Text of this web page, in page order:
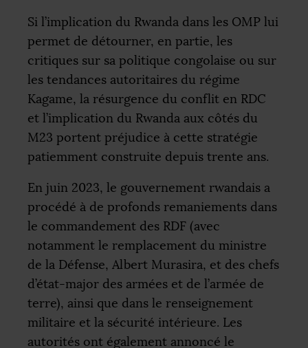
Si l’implication du Rwanda dans les OMP lui
permet de détourner, en partie, les
critiques sur sa politique congolaise ou sur
les tendances autoritaires du régime
Kagame, la résurgence du conflit en RDC
et l’implication du Rwanda aux côtés du
M23 portent préjudice à cette stratégie
patiemment construite depuis trente ans.
En juin 2023, le gouvernement rwandais a
procédé à de profonds remaniements dans
le commandement des RDF (avec
notamment le remplacement du ministre
de la Défense, Albert Murasira, et des chefs
d’état-major des armées et de l’armée de
terre), ainsi que dans le renseignement
militaire et la sécurité intérieure. Les
autorités ont également annoncé le